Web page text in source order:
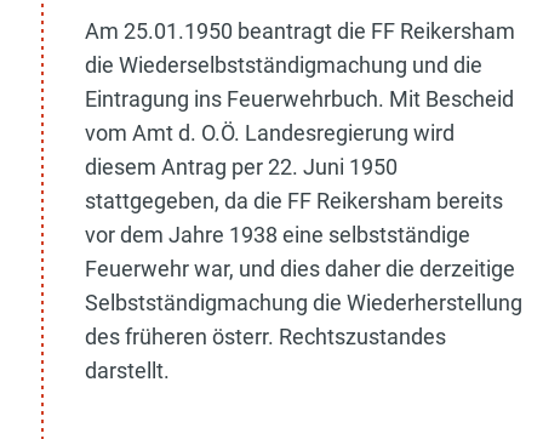
Am 25.01.1950 beantragt die FF Reikersham
die Wiederselbstständigmachung und die
Eintragung ins Feuerwehrbuch. Mit Bescheid
vom Amt d. O.Ö. Landesregierung wird
diesem Antrag per 22. Juni 1950
stattgegeben, da die FF Reikersham bereits
vor dem Jahre 1938 eine selbstständige
Feuerwehr war, und dies daher die derzeitige
Selbstständigmachung die Wiederherstellung
des früheren österr. Rechtszustandes
darstellt.